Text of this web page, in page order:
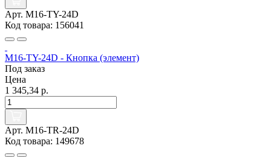
Арт. M16-TY-24D
Код товара: 156041
M16-TY-24D - Кнопка (элемент)
Под заказ
Цена
1 345,34 р.
Арт. M16-TR-24D
Код товара: 149678